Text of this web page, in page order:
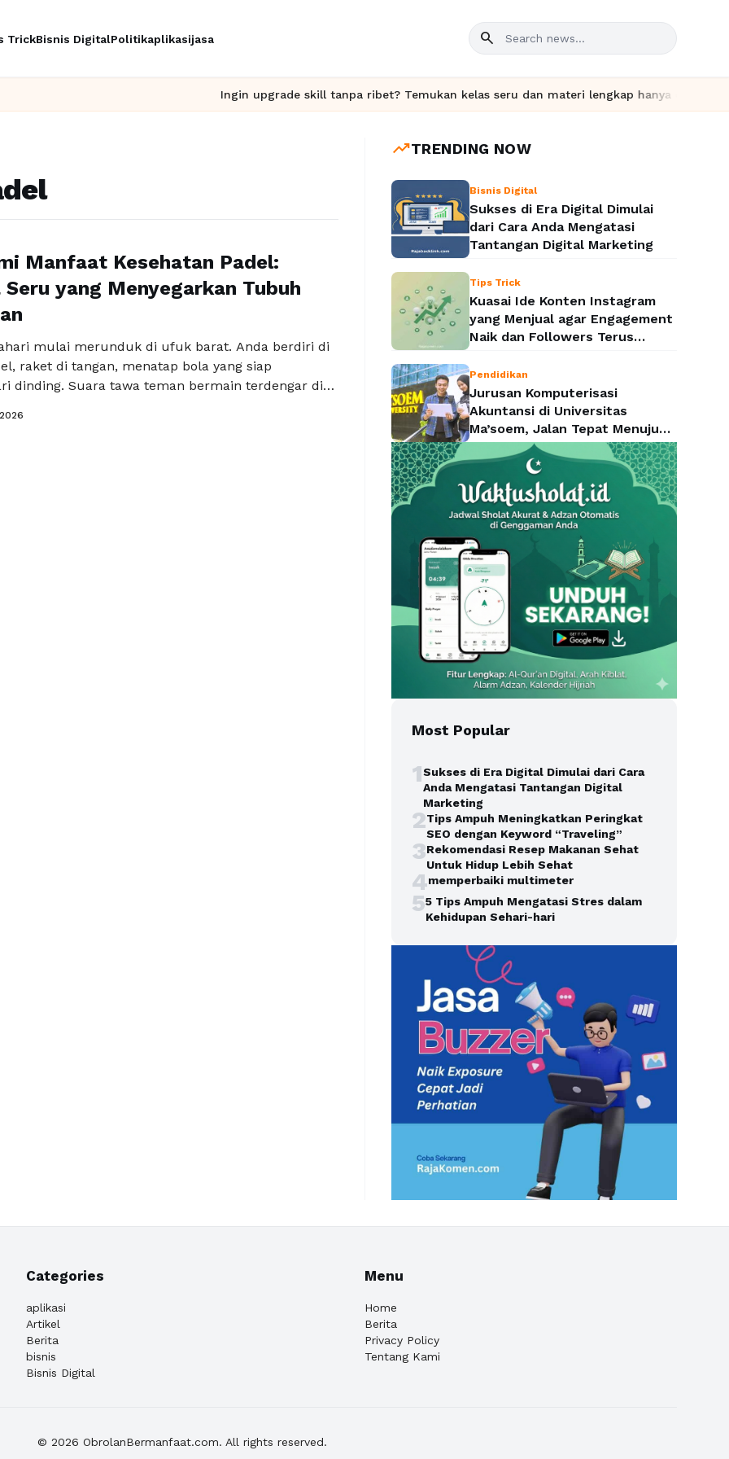
TrickBisnis DigitalPolitikaplikasijasa search
Ingin upgrade skill tanpa ribet? Temukan kelas seru dan materi lengkap hanya di
Manfaat Kesehatan Padel:
Seru yang Menyegarkan Tubuh
mulai merunduk di ufuk barat. Anda berdiri di
raket di tangan, menatap bola yang siap
dinding. Suara tawa teman bermain terdengar di
kaki bergerak lincah, tangan siap menangkis
berdetak lebih cepat. Inilah sensasi bermain
trending_upTRENDING NOW
Bisnis Digital
Sukses di Era Digital Dimulai
dari Cara Anda Mengatasi
Tantangan Digital Marketing
Tips Trick
Kuasai Ide Konten Instagram
yang Menjual agar Engagement
Naik dan Followers Terus
Pendidikan
Jurusan Komputerisasi
Akuntansi di Universitas
Ma’soem, Jalan Tepat Menuju
Profesi yang Dicari Perusahaan
Most Popular
1Sukses di Era Digital Dimulai dari Cara
Anda Mengatasi Tantangan Digital
Marketing
2Tips Ampuh Meningkatkan Peringkat
SEO dengan Keyword “Traveling”
3Rekomendasi Resep Makanan Sehat
Untuk Hidup Lebih Sehat
4memperbaiki multimeter
55 Tips Ampuh Mengatasi Stres dalam
Kehidupan Sehari-hari
Categories
aplikasi
Artikel
Berita
bisnis
Bisnis Digital
Menu
Home
Berita
Privacy Policy
Tentang Kami
© 2026 ObrolanBermanfaat.com. All rights reserved.